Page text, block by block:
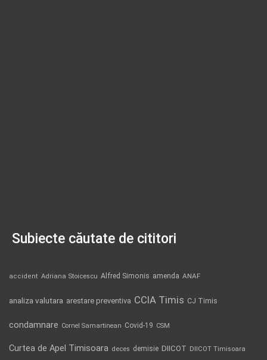
Subiecte căutate de cititori
accident Adriana Stoicescu Alfred Simonis amenda ANAF
analiza valutara arestare preventiva CCIA Timis CJ Timis
condamnare Cornel Samartinean Covid-19 CSM
Curtea de Apel Timisoara deces demisie DIICOT DIICOT Timisoara